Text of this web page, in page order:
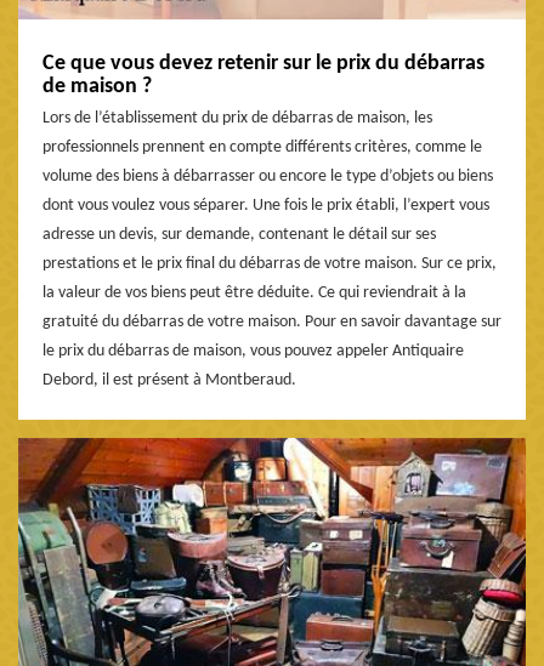
Ce que vous devez retenir sur le prix du débarras
de maison ?
Lors de l’établissement du prix de débarras de maison, les
professionnels prennent en compte différents critères, comme le
volume des biens à débarrasser ou encore le type d’objets ou biens
dont vous voulez vous séparer. Une fois le prix établi, l’expert vous
adresse un devis, sur demande, contenant le détail sur ses
prestations et le prix final du débarras de votre maison. Sur ce prix,
la valeur de vos biens peut être déduite. Ce qui reviendrait à la
gratuité du débarras de votre maison. Pour en savoir davantage sur
le prix du débarras de maison, vous pouvez appeler Antiquaire
Debord, il est présent à Montberaud.